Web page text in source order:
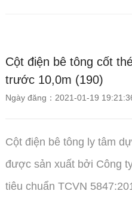
Cột điện bê tông cốt
trước 10,0m (190)
Ngày đăng：2021-01-19
Cột điện bê tông ly tâm
được sản xuất bởi Công
tiêu chuẩn TCVN